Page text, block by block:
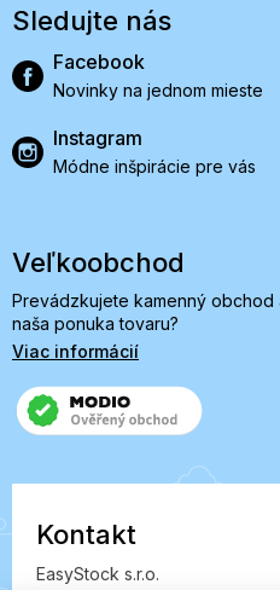
Sledujte nás
Facebook
Novinky na jednom mieste
Instagram
Módne inšpirácie pre vás
Veľkoobchod
Prevádzkujete kamenný obchod
naša ponuka tovaru?
Viac informácií
Kontakt
EasyStock s.r.o.